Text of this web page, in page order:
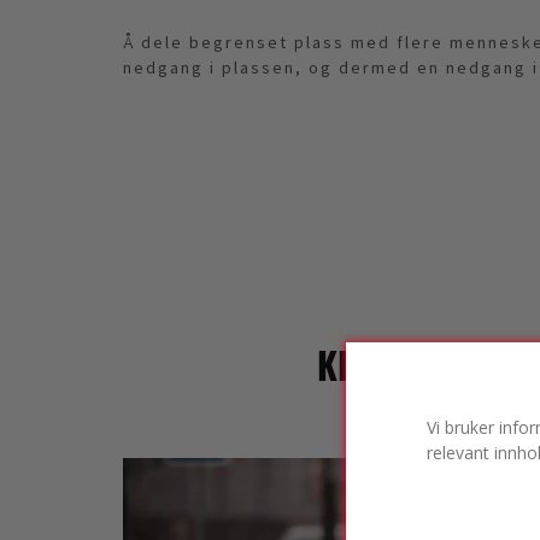
Vi bruker
relevant
Å dele begrenset plass med flere
nedgang i plassen, og dermed en nedgang
KLIMAENDRING